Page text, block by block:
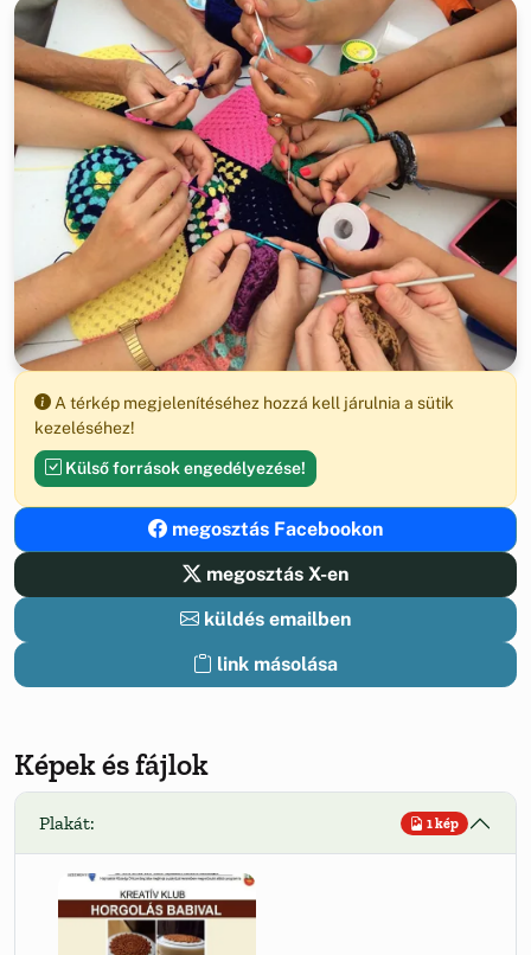
A térkép megjelenítéséhez hozzá kell járulnia a sütik
kezeléséhez!
Külső források engedélyezése!
megosztás Facebookon
megosztás X-en
küldés emailben
link másolása
Képek és fájlok
Plakát: 1 kép